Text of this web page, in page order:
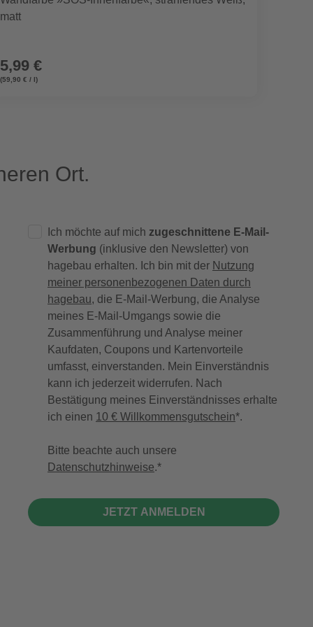
matt
5,99 €
(59,90 € / l)
Ort.
Ich möchte auf mich zugeschnittene E-Mail-
Werbung (inklusive den Newsletter) von
hagebau erhalten. Ich bin mit der Nutzung
meiner personenbezogenen Daten durch
hagebau, die E-Mail-Werbung, die Analyse
meines E-Mail-Umgangs sowie die
Zusammenführung und Analyse meiner
Kaufdaten, Coupons und Kartenvorteile
umfasst, einverstanden. Mein Einverständnis
kann ich jederzeit widerrufen. Nach
Bestätigung meines Einverständnisses erhalte
ich einen 10 € Willkommensgutschein*.
Bitte beachte auch unsere
Datenschutzhinweise.
JETZT ANMELDEN